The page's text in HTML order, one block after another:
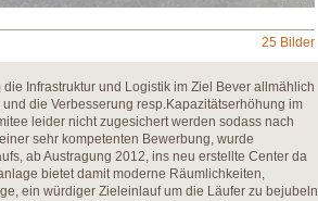
25 Bilder
Infrastruktur und Logistik im Ziel Bever allmählich
die Verbesserung resp.Kapazitätserhöhung im
leider nicht zugesichert werden sodass nach
sehr kompetenten Bewerbung, wurde
ab Austragung 2012, ins neu erstellte Center da
bietet damit moderne Räumlichkeiten,
ein würdiger Zieleinlauf um die Läufer zu bejubeln